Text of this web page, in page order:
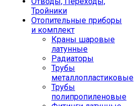
Тройники
Отопительные приборы
и комплект
Краны шаровые
латунные
Радиаторы
Трубы
металлопластиковые
Трубы
полипропиленовые